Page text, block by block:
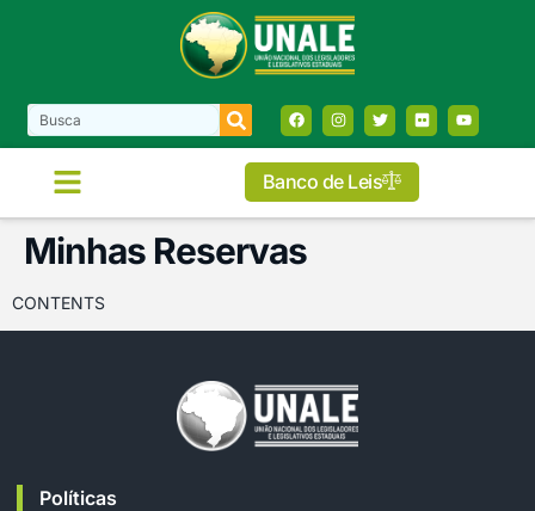
Banco de Leis
Minhas Reservas
CONTENTS
Políticas